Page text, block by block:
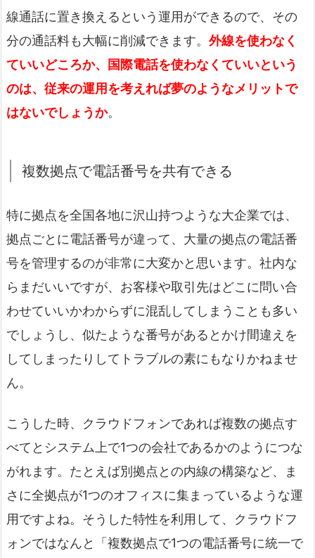
線通話に置き換えるという運用ができるので、その
分の通話料も大幅に削減できます。 外線を使わなく
ていいどころか、国際電話を使わなくていいという
のは、従来の運用を考えれば夢のようなメリットで
はないでしょうか。
複数拠点で電話番号を共有できる
特に拠点を全国各地に沢山持つような大企業では、
拠点ごとに電話番号が違って、大量の拠点の電話番
号を管理するのが非常に大変かと思います。社内な
らまだいいですが、お客様や取引先はどこに問い合
わせていいかわからずに混乱してしまうことも多い
でしょうし、似たような番号があるとかけ間違えを
してしまったりしてトラブルの素にもなりかねませ
ん。
こうした時、クラウドフォンであれば複数の拠点す
べてとシステム上で1つの会社であるかのようにつな
がれます。たとえば別拠点との内線の構築など、ま
さに全拠点が1つのオフィスに集まっているような運
用ですよね。そうした特性を利用して、クラウドフ
ォンではなんと「複数拠点で1つの電話番号に統一で